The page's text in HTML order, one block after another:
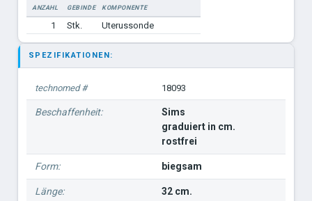
ANZAHL GEBINDE
KOMPONENTE
1
Stk. Uterussonde
SPEZIFIKATIONEN:
technomed # 18093
Beschaffenheit:
Sims
graduiert in cm.
rostfrei
Form: biegsam
Länge: 32 cm.